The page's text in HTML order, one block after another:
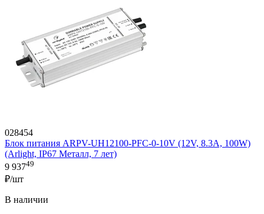
028454
Блок питания ARPV-UH12100-PFC-0-10V (12V, 8.3A, 100W)
(Arlight, IP67 Металл, 7 лет)
9 93749
₽/шт
В наличии